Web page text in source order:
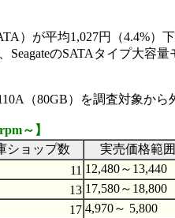
）が平均1,027円（4.4%）
のSATAタイプ大容
（80GB）を調査対象から
～】
ショップ数 実売価格範囲
11 12,480～13,440
13 17,580～18,800
17 4,970～ 5,800